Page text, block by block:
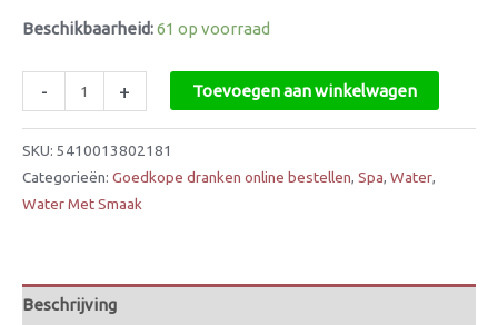
Beschikbaarheid:61 op voorraad
- + Toevoegen aan winkelwagen
SKU: 5410013802181
Categorieën: Goedkope dranken online bestellen, Spa, Water,
Water Met Smaak
Beschrijving